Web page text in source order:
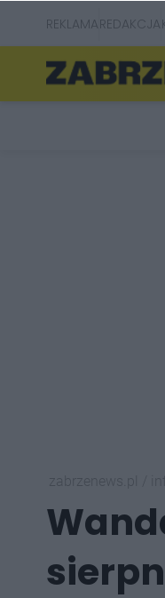
REKLAMAREDAKCJA